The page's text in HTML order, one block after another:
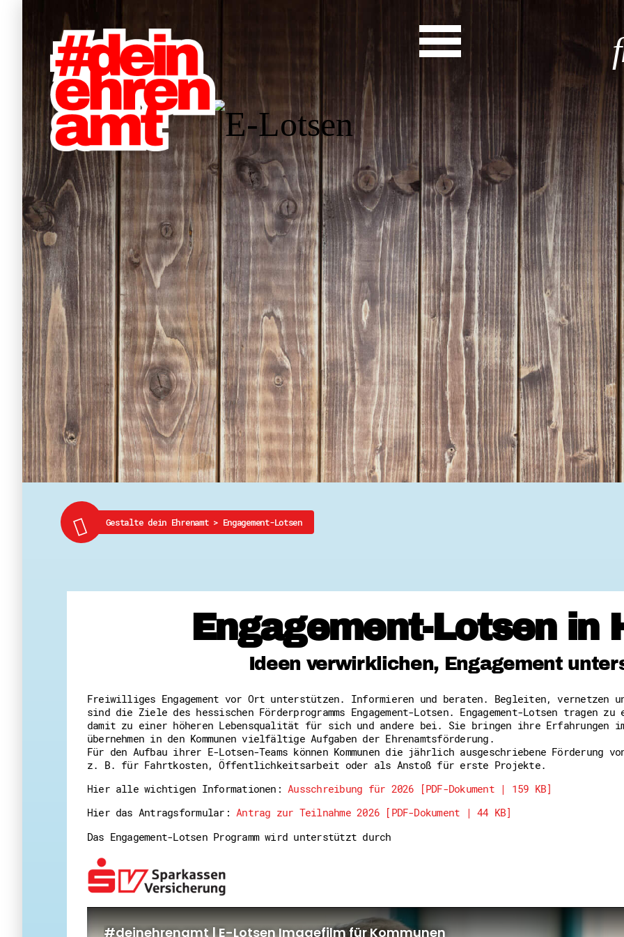
Start
Entdecke dein
News
Veranstaltungen
Rückblicke
Newsletter
Die LandesEhrenamtsagentur
Publikationen
Ansprechpartner
Ehrenamt hat viele
Finde dein
Ehrenamtssuchmaschine
Freiwilliges Soziales
Koordinierungszentren für
Engagierte Stadt
Freiwilligendienste
Freiwilligentage
Hessen hilft Ukraine
Zeig uns dein
Wettbewerb |
Wettbewerb | 80 Jahre
8 Vereine x 80 Jahre x
Crowdfunding - Viele
Ehrentag
Freiwilligenmanagement
Hessen engagiert - Digitale
Kompetenznachweis Hessen
Zeugnisbeiblatt
Mach dich schlau
GEMA-Pakt
Di@-Lotsen in Hessen
Energiepreiskrise und
Flüchtlingshilfe +
Generationsübergreifend
Qualifizierung & Fortbildung
Service
Suche
Gestalte dein Ehrenamt > Engagement-Lotsen
Engagement-Lotsen in
Ideen verwirklichen, Engagement
Freiwilliges Engagement vor Ort unterstützen. Informieren und beraten. Begleiten, vernetzen
sind die Ziele des hessischen Förderprogramms Engagement-Lotsen. Engagement-Lotsen tragen
damit zu einer höheren Lebensqualität für sich und andere bei. Sie bringen ihre Erfahrungen
übernehmen in den Kommunen vielfältige Aufgaben der Ehrenamtsförderung.
Für den Aufbau ihrer E-Lotsen-Teams können Kommunen die jährlich ausgeschriebene Förderung
z. B. für Fahrtkosten, Öffentlichkeitsarbeit oder als Anstoß für erste Projekte.
Hier alle wichtigen Informationen:Ausschreibung für 2026 [PDF-Dokument | 159 KB]
Hier das Antragsformular:Antrag zur Teilnahme 2026 [PDF-Dokument | 44 KB]
Das Engagement-Lotsen Programm wird unterstützt durch